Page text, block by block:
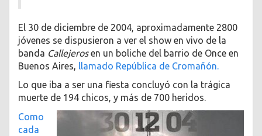
El 30 de diciembre de 2004, aproximadamente 2800
jóvenes se dispusieron a ver el show en vivo de la
banda Callejerosen un boliche del barrio de Once en
Buenos Aires,
llamado República de Cromañón.
Lo que iba a ser una fiesta concluyó con la trágica
muerte de 194 chicos, y más de 700 heridos.
Como
cada